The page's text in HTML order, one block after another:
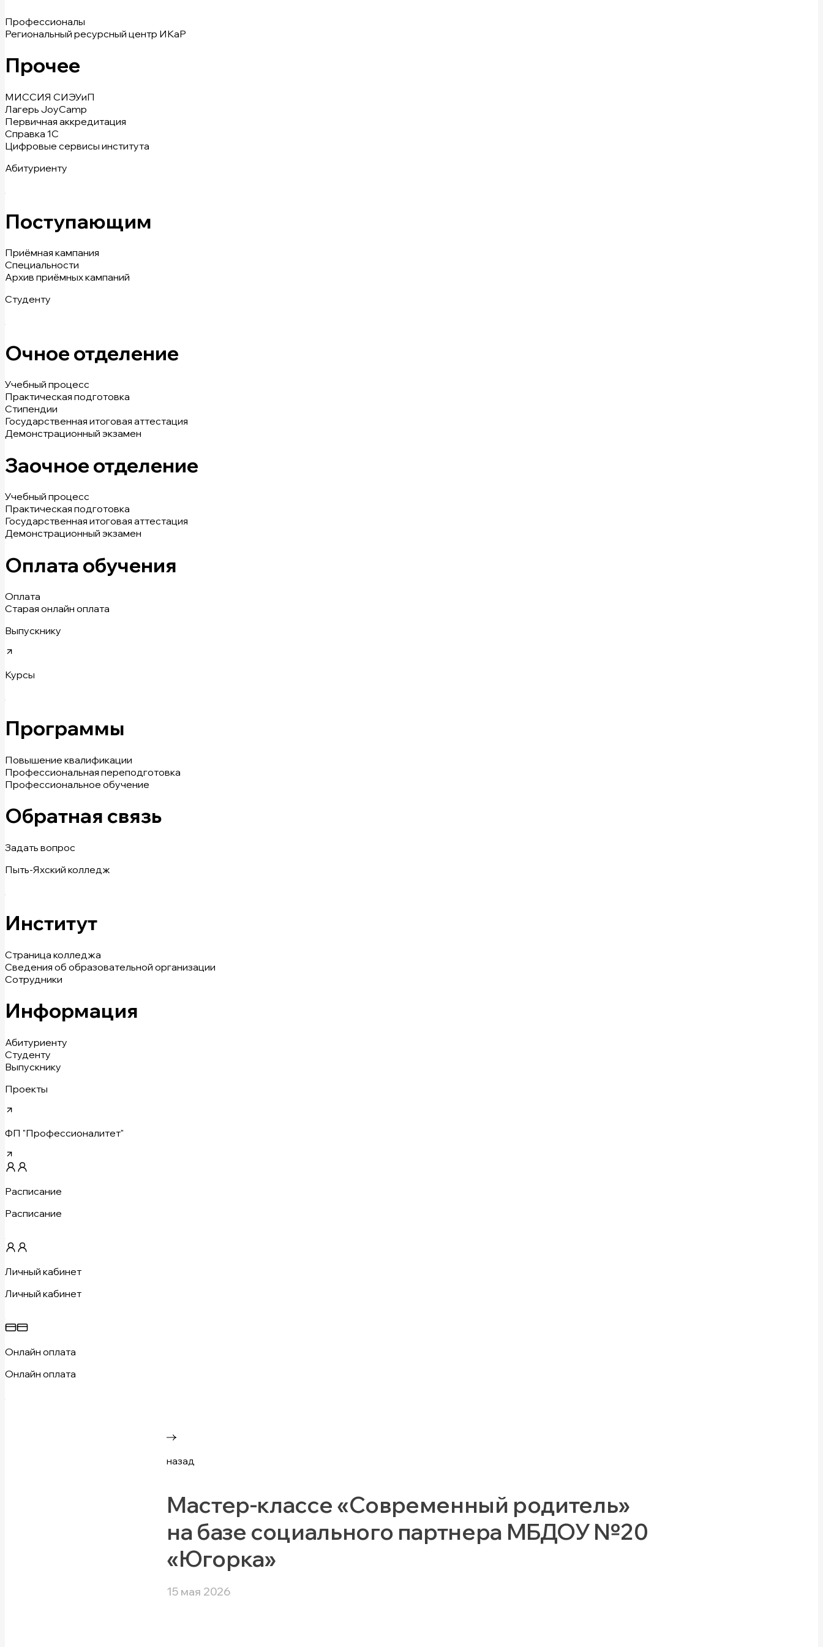
Профессионалы
Региональный ресурсный центр ИКаР
Прочее
МИССИЯ СИЭУиП
Лагерь JoyCamp
Первичная аккредитация
Справка 1С
Цифровые сервисы института
Абитуриенту
Поступающим
Приёмная кампания
Специальности
Архив приёмных кампаний
Студенту
Очное отделение
Учебный процесс
Практическая подготовка
Стипендии
Государственная итоговая аттестация
Демонстрационный экзамен
Заочное отделение
Учебный процесс
Практическая подготовка
Государственная итоговая аттестация
Демонстрационный экзамен
Оплата обучения
Оплата
Старая онлайн оплата
Выпускнику
Курсы
Программы
Повышение квалификации
Профессиональная переподготовка
Профессиональное обучение
Обратная связь
Задать вопрос
Пыть-Яхский колледж
Институт
Страница колледжа
Сведения об образовательной организации
Сотрудники
Информация
Абитуриенту
Студенту
Выпускнику
Проекты
ФП "Профессионалитет"
Расписание
Расписание
Личный кабинет
Личный кабинет
Онлайн оплата
Онлайн оплата
назад
Мастер-классе «Современный родитель»
на базе социального партнера МБДОУ №20
«Югорка»
15 мая 2026